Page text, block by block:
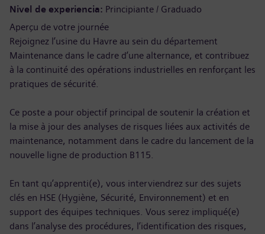
Nivel de experiencia Principiante / Graduado
Aperçu de votre journée
Rejoignez l’usine du Havre au sein du département
Maintenance dans le cadre d’une alternance, et contribuez
à la continuité des opérations industrielles en renforçant les
pratiques de sécurité.
Ce poste a pour objectif principal de soutenir la création et
la mise à jour des analyses de risques liées aux activités de
maintenance, notamment dans le cadre du lancement de la
nouvelle ligne de production B115.
En tant qu’apprenti(e), vous interviendrez sur des sujets
clés en HSE (Hygiène, Sécurité, Environnement) et en
support des équipes techniques. Vous serez impliqué(e)
dans l’analyse des procédures, l’identification des risques,